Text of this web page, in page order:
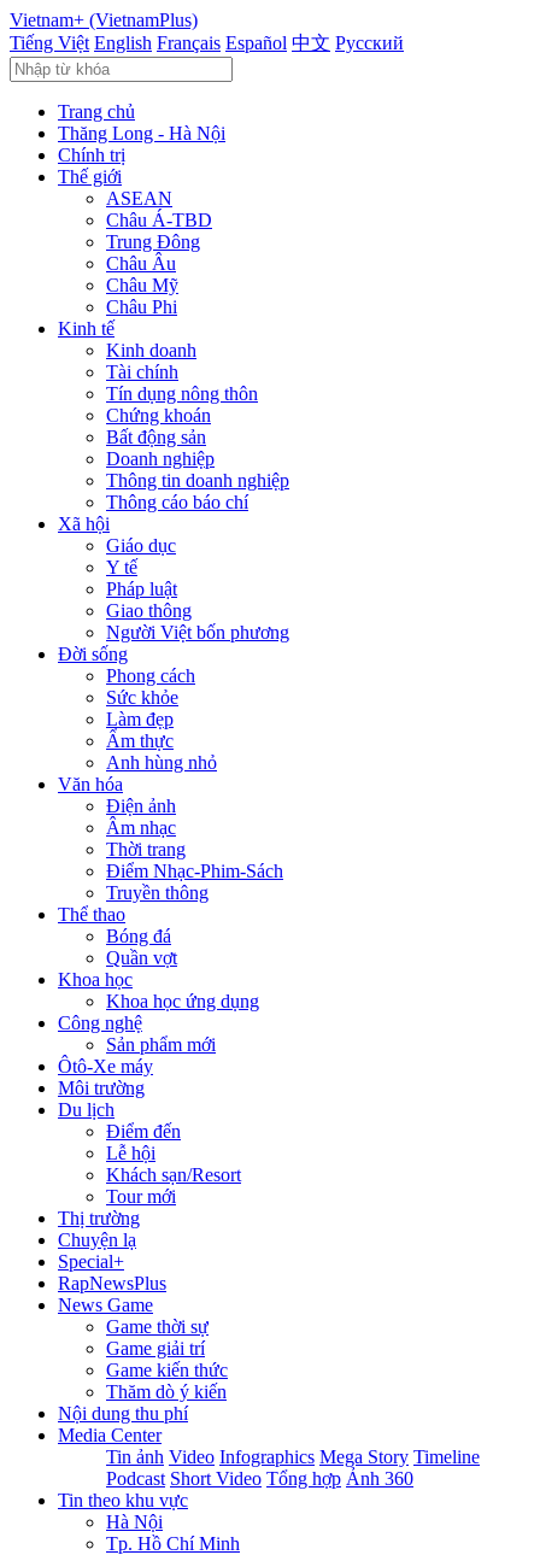
Vietnam+ (VietnamPlus)
Tiếng Việt English Français Español 中文 Русский
Trang chủ
Thăng Long - Hà Nội
Chính trị
Thế giới
ASEAN
Châu Á-TBD
Trung Đông
Châu Âu
Châu Mỹ
Châu Phi
Kinh tế
Kinh doanh
Tài chính
Tín dụng nông thôn
Chứng khoán
Bất động sản
Doanh nghiệp
Thông tin doanh nghiệp
Thông cáo báo chí
Xã hội
Giáo dục
Y tế
Pháp luật
Giao thông
Người Việt bốn phương
Đời sống
Phong cách
Sức khỏe
Làm đẹp
Ẩm thực
Anh hùng nhỏ
Văn hóa
Điện ảnh
Âm nhạc
Thời trang
Điểm Nhạc-Phim-Sách
Truyền thông
Thể thao
Bóng đá
Quần vợt
Khoa học
Khoa học ứng dụng
Công nghệ
Sản phẩm mới
Ôtô-Xe máy
Môi trường
Du lịch
Điểm đến
Lễ hội
Khách sạn/Resort
Tour mới
Thị trường
Chuyện lạ
Special+
RapNewsPlus
News Game
Game thời sự
Game giải trí
Game kiến thức
Thăm dò ý kiến
Nội dung thu phí
Media Center
Tin ảnh Video Infographics Mega Story Timeline
Podcast Short Video Tổng hợp Ảnh 360
Tin theo khu vực
Hà Nội
Tp. Hồ Chí Minh